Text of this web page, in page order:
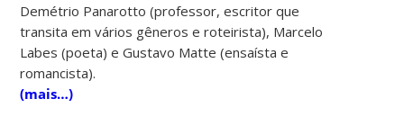
Demétrio Panarotto (professor, escritor que
transita em vários gêneros e roteirista), Marcelo
Labes (poeta) e Gustavo Matte (ensaísta e
romancista).
(mais…)